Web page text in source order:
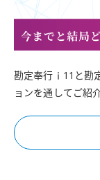
勘定奉行ｉ11と勘
ョンを通してご紹